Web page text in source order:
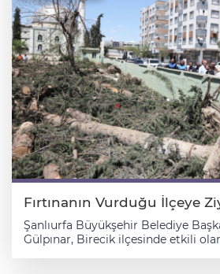
Fırtınanın Vurduğu İlçeye
Şanlıurfa Büyükşehir Belediye
Gülpınar, Birecik ilçesinde etkili